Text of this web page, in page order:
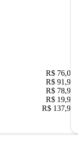
R$ 76,09
R$ 91,90
R$ 78,90
R$ 19,90
R$ 137,90